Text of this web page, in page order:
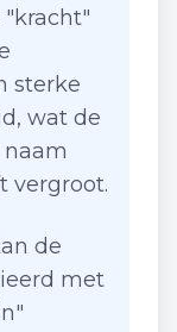
"kracht"
sterke
wat de
vergroot.
de
met